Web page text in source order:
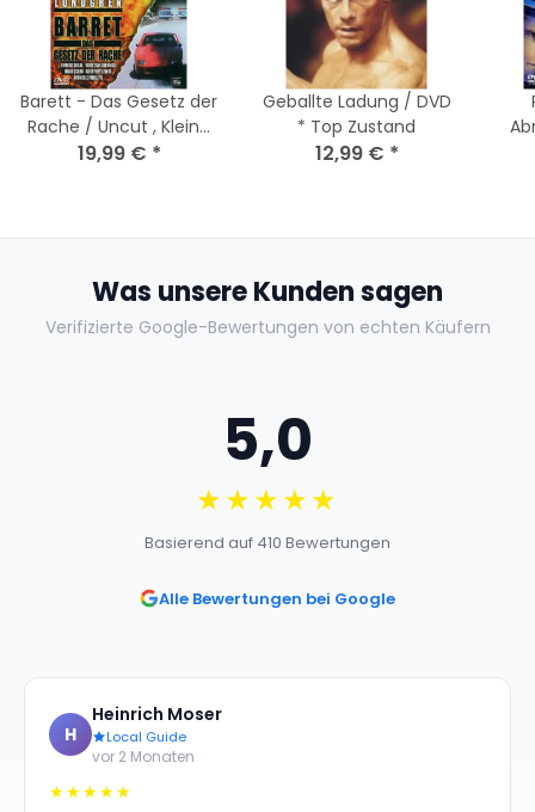
Barett - Das Gesetz der
Rache / Uncut , Kleine
Hartbox / DVD * Guter
19,99 € *
Geballte Ladung / DVD
* Top Zustand
12,99 € *
Was unsere Kunden sagen
Verifizierte Google-Bewertungen von echten Käufern
5,0
★★★★★
Basierend auf 410 Bewertungen
Alle Bewertungen bei Google
H
Heinrich Moser
Local Guide
vor 2 Monaten
★★★★★